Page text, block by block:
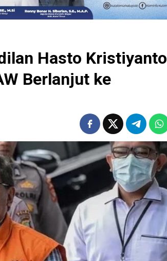
Hasto Kristiyanto
Berlanjut ke